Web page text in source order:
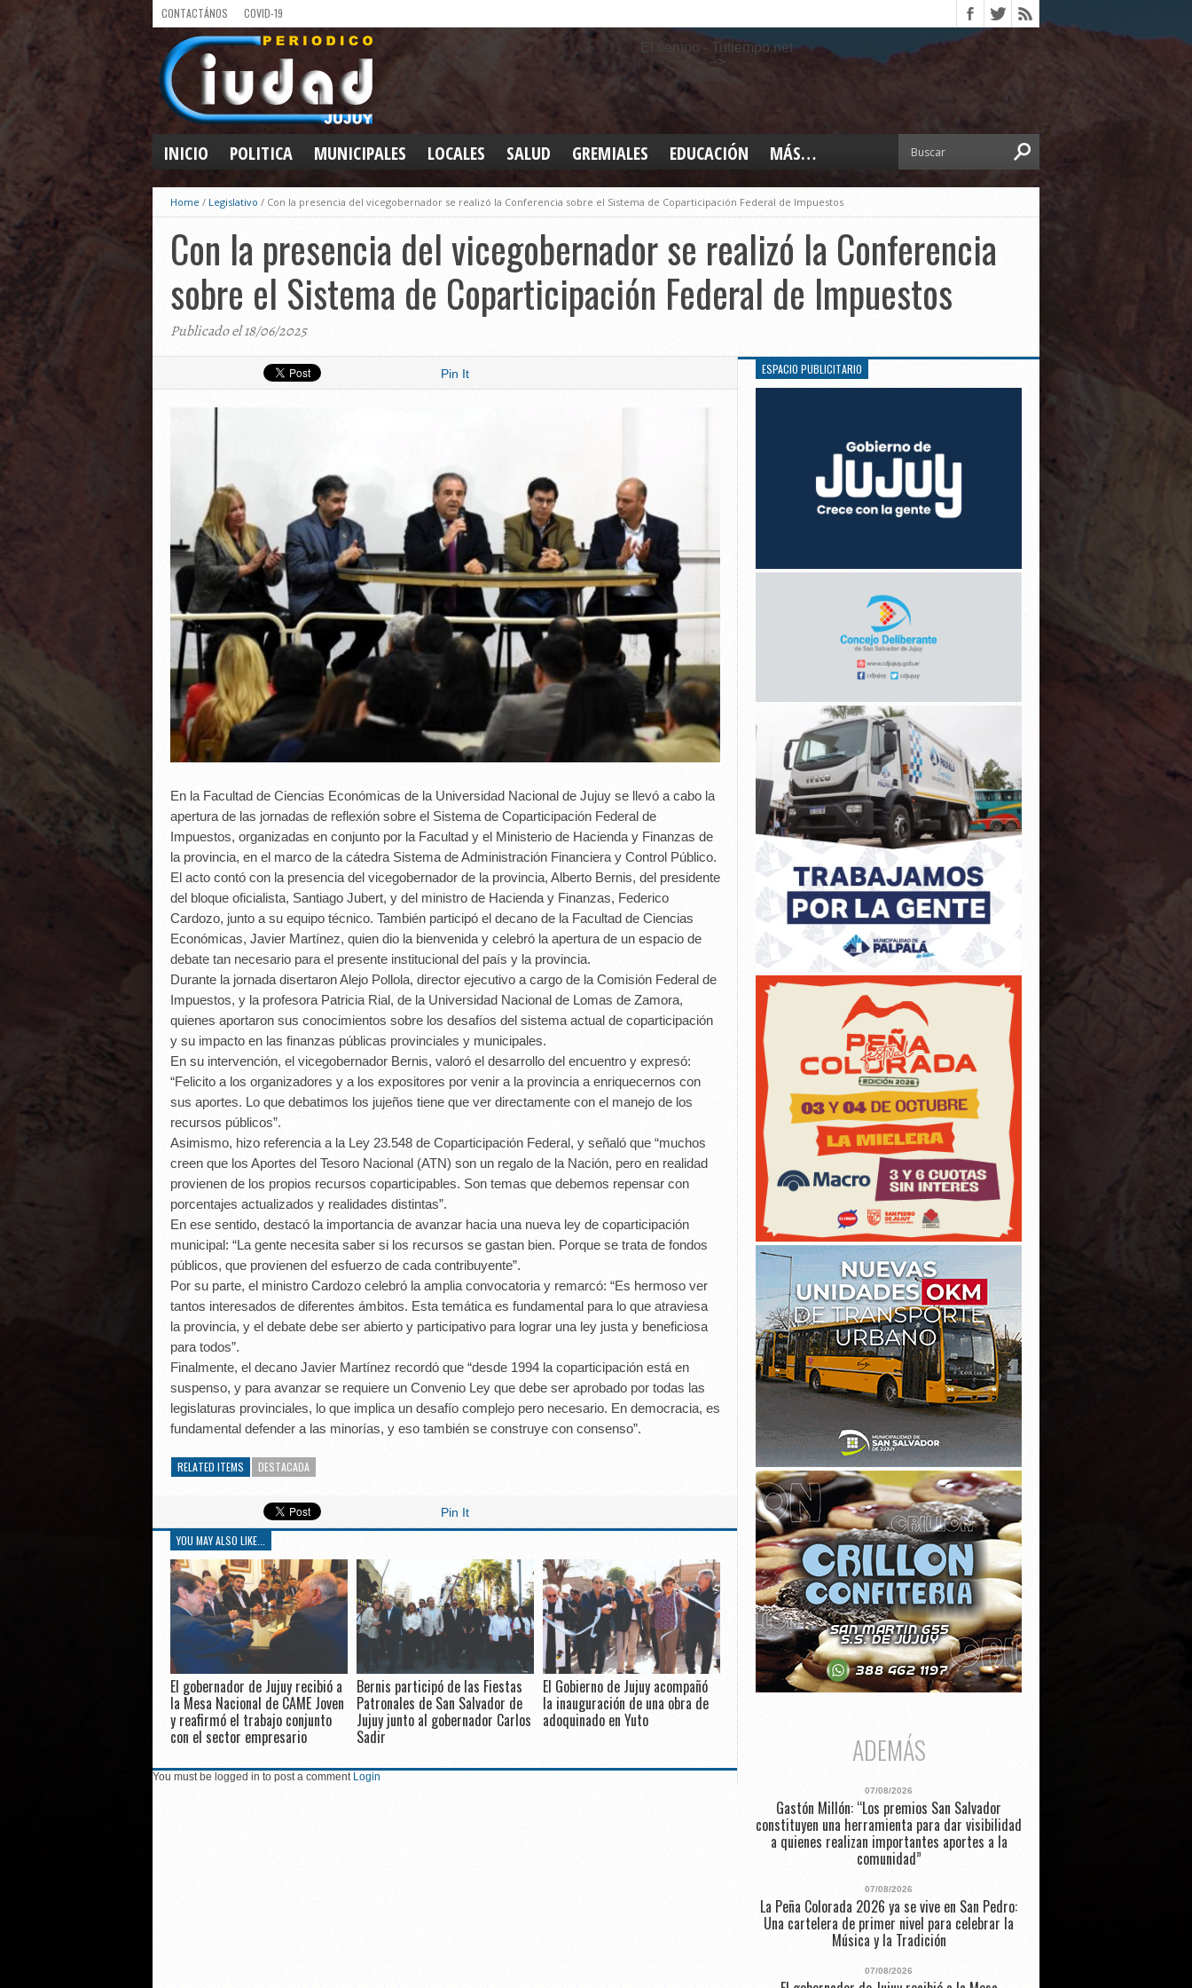
CONTACTÁNOS COVID-19
El tiempo - Tutiempo.net
-->
INICIO POLITICA MUNICIPALES LOCALES SALUD GREMIALES EDUCACIÓN MÁS…
INTERIOR
DEPORTES
ELECCIONES 2025
LEGISLATIVO
TURISMO
CULTURA
Home / Legislativo / Con la presencia del vicegobernador se realizó la Conferencia sobre el Sistema de Coparticipación Federal de Impuestos
Con la presencia del vicegobernador se realizó la Conferencia
sobre el Sistema de Coparticipación Federal de Impuestos
Publicado el 18/06/2025
Pin It
En la Facultad de Ciencias Económicas de la Universidad Nacional de Jujuy se llevó a cabo la
apertura de las jornadas de reflexión sobre el Sistema de Coparticipación Federal de
Impuestos, organizadas en conjunto por la Facultad y el Ministerio de Hacienda y Finanzas de
la provincia, en el marco de la cátedra Sistema de Administración Financiera y Control Público.
El acto contó con la presencia del vicegobernador de la provincia, Alberto Bernis, del presidente
del bloque oficialista, Santiago Jubert, y del ministro de Hacienda y Finanzas, Federico
Cardozo, junto a su equipo técnico. También participó el decano de la Facultad de Ciencias
Económicas, Javier Martínez, quien dio la bienvenida y celebró la apertura de un espacio de
debate tan necesario para el presente institucional del país y la provincia.
Durante la jornada disertaron Alejo Pollola, director ejecutivo a cargo de la Comisión Federal de
Impuestos, y la profesora Patricia Rial, de la Universidad Nacional de Lomas de Zamora,
quienes aportaron sus conocimientos sobre los desafíos del sistema actual de coparticipación
y su impacto en las finanzas públicas provinciales y municipales.
En su intervención, el vicegobernador Bernis, valoró el desarrollo del encuentro y expresó:
“Felicito a los organizadores y a los expositores por venir a la provincia a enriquecernos con
sus aportes. Lo que debatimos los jujeños tiene que ver directamente con el manejo de los
recursos públicos”.
Asimismo, hizo referencia a la Ley 23.548 de Coparticipación Federal, y señaló que “muchos
creen que los Aportes del Tesoro Nacional (ATN) son un regalo de la Nación, pero en realidad
provienen de los propios recursos coparticipables. Son temas que debemos repensar con
porcentajes actualizados y realidades distintas”.
En ese sentido, destacó la importancia de avanzar hacia una nueva ley de coparticipación
municipal: “La gente necesita saber si los recursos se gastan bien. Porque se trata de fondos
públicos, que provienen del esfuerzo de cada contribuyente”.
Por su parte, el ministro Cardozo celebró la amplia convocatoria y remarcó: “Es hermoso ver
tantos interesados de diferentes ámbitos. Esta temática es fundamental para lo que atraviesa
la provincia, y el debate debe ser abierto y participativo para lograr una ley justa y beneficiosa
para todos”.
Finalmente, el decano Javier Martínez recordó que “desde 1994 la coparticipación está en
suspenso, y para avanzar se requiere un Convenio Ley que debe ser aprobado por todas las
legislaturas provinciales, lo que implica un desafío complejo pero necesario. En democracia, es
fundamental defender a las minorías, y eso también se construye con consenso”.
RELATED ITEMS DESTACADA
Pin It
YOU MAY ALSO LIKE...
El gobernador de Jujuy recibió a
la Mesa Nacional de CAME Joven
y reafirmó el trabajo conjunto
con el sector empresario
Bernis participó de las Fiestas
Patronales de San Salvador de
Jujuy junto al gobernador Carlos
Sadir
El Gobierno de Jujuy acompañó
la inauguración de una obra de
adoquinado en Yuto
You must be logged in to post a comment Login
ESPACIO PUBLICITARIO
ADEMÁS
07/08/2026
Gastón Millón: “Los premios San Salvador
constituyen una herramienta para dar visibilidad
a quienes realizan importantes aportes a la
comunidad”
07/08/2026
La Peña Colorada 2026 ya se vive en San Pedro:
Una cartelera de primer nivel para celebrar la
Música y la Tradición
07/08/2026